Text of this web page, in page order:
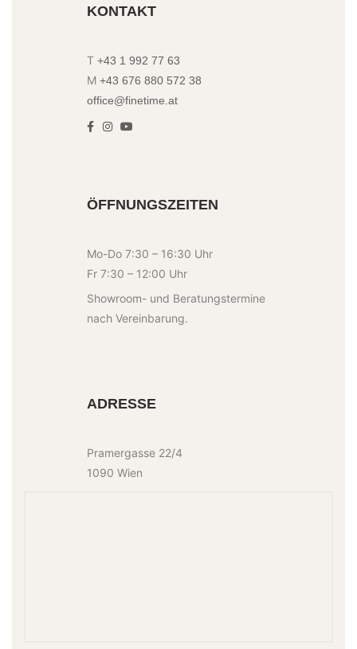
KONTAKT
T +43 1 992 77 63
M +43 676 880 572 38
office@finetime.at
ÖFFNUNGSZEITEN
Mo-Do 7:30 – 16:30 Uhr
Fr 7:30 – 12:00 Uhr
Showroom- und Beratungstermine
nach Vereinbarung.
ADRESSE
Pramergasse 22/4
1090 Wien